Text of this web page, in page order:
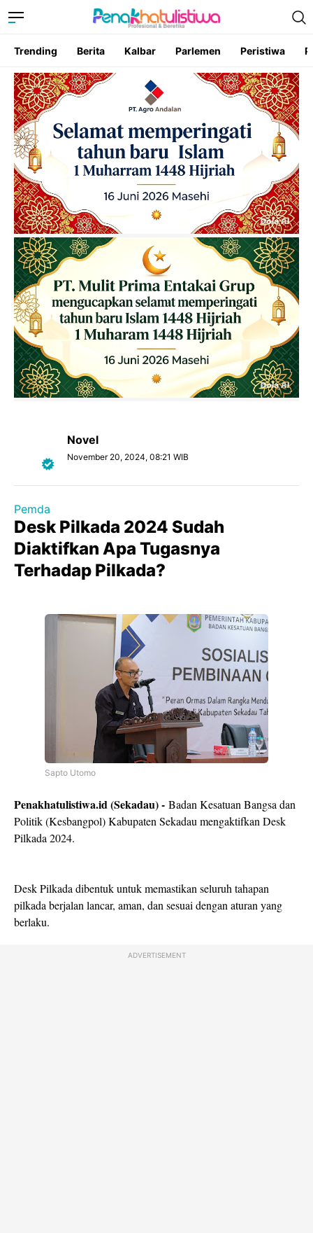
Trending Berita Kalbar Parlemen Peristiwa
Novel
November 20, 2024, 08:21 WIB
Pemda
Desk Pilkada 2024 Sudah
Diaktifkan Apa Tugasnya
Terhadap Pilkada?
Sapto Utomo
Penakhatulistiwa.id (Sekadau) - Badan Kesatuan Bangsa dan
Politik (Kesbangpol) Kabupaten Sekadau mengaktifkan Desk
Pilkada 2024.
Desk Pilkada dibentuk untuk memastikan seluruh tahapan
pilkada berjalan lancar, aman, dan sesuai dengan aturan yang
berlaku.
ADVERTISEMENT